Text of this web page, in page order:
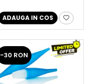
ADAUGA IN COS
-30 RON